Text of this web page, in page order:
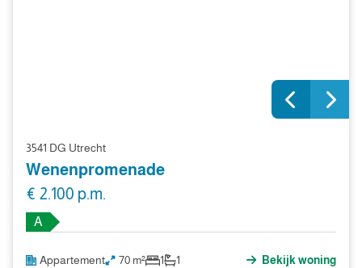
3541 DG Utrecht
Wenenpromenade
€ 2.100 p.m.
A
Appartement 70 m² 1 1 Bekijk woning